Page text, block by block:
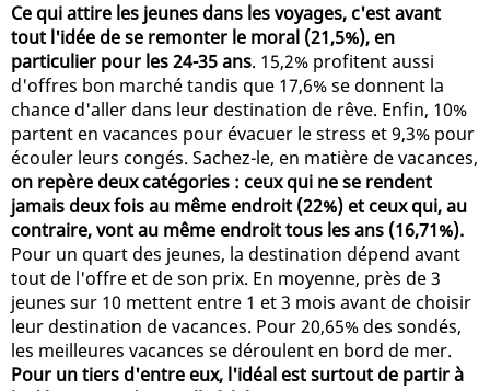
Ce qui attire les jeunes dans les voyages, c'est avant
tout l'idée de se remonter le moral (21,5%), en
particulier pour les 24-35 ans. 15,2% profitent aussi
d'offres bon marché tandis que 17,6% se donnent la
chance d'aller dans leur destination de rêve. Enfin, 10%
partent en vacances pour évacuer le stress et 9,3% pour
écouler leurs congés. Sachez-le, en matière de vacances,
on repère deux catégories : ceux qui ne se rendent
jamais deux fois au même endroit (22%) et ceux qui, au
contraire, vont au même endroit tous les ans (16,71%).
Pour un quart des jeunes, la destination dépend avant
tout de l'offre et de son prix. En moyenne, près de 3
jeunes sur 10 mettent entre 1 et 3 mois avant de choisir
leur destination de vacances. Pour 20,65% des sondés,
les meilleures vacances se déroulent en bord de mer.
Pour un tiers d'entre eux, l'idéal est surtout de partir à